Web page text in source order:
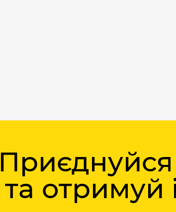
Приєднуйся
та отримуй